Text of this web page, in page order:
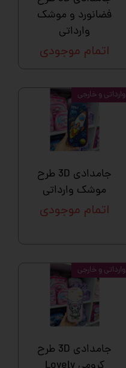
فضانورد و موشک
وارداتی
اتمام موجودی
جامدادی 3D طرح
موشک وارداتی
اتمام موجودی
وارداتی و خارجی
جامدادی 3D طرح
وارداتی و خارجی